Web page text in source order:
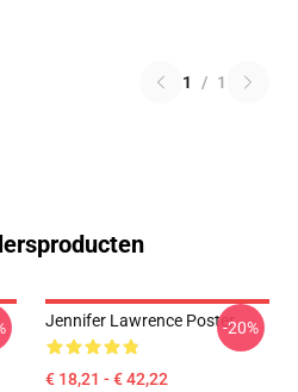
1 / 1
Jennifer Lawrence Poster
€ 18,21 - € 42,22
-20%